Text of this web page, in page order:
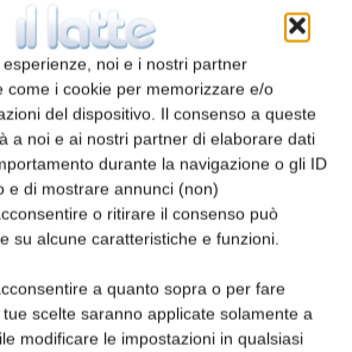
noi e i nostri partner
come i cookie per memorizzare e/o
del dispositivo. Il consenso a queste
a noi e ai nostri partner di elaborare dati
durante la navigazione o gli ID
e di mostrare annunci (non)
o ritirare il consenso può
su alcune caratteristiche e funzioni.
a quanto sopra o per fare
scelte saranno applicate solamente a
modificare le impostazioni in qualsiasi
Conte Ricerche, Alghero;
In stampa. Ed. online 7
latte crudo latte trattato